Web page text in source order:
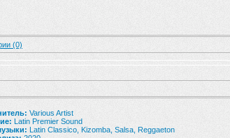
(0)
Various Artist
Latin Premier Sound
Latin Classico, Kizomba, Salsa, Reggaeton